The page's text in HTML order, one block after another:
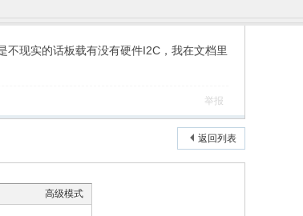
现实的话板载有没有硬件I2C，我在文档里
举报
返回列表
高级模式